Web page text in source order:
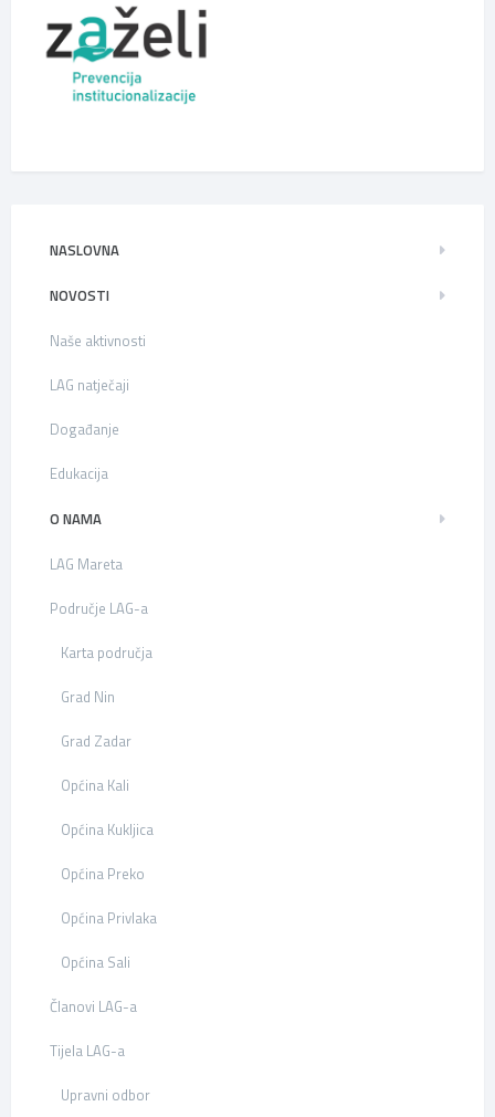
NASLOVNA
NOVOSTI
Naše aktivnosti
LAG natječaji
Događanje
Edukacija
O NAMA
LAG Mareta
Područje LAG-a
Karta područja
Grad Nin
Grad Zadar
Općina Kali
Općina Kukljica
Općina Preko
Općina Privlaka
Općina Sali
Članovi LAG-a
Tijela LAG-a
Upravni odbor